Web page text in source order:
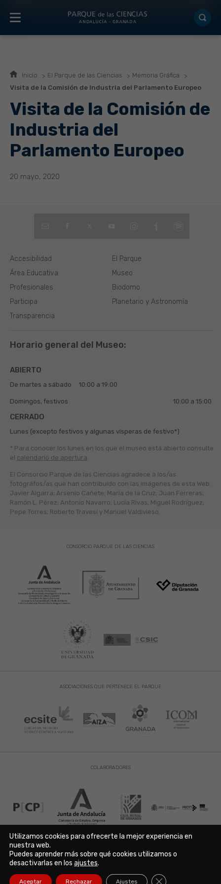
Inicio El Parque de las Ciencias
Memoria Gráfica
Visita de la Comisión de Industria del Parlamento Europeo
Visita de la Comisión de
Industria del
Parlamento Europeo
20 mayo, 2020
El Parque
Museo
Biodomo
Planetario y Astronomía
Área Educativa
Profesionales
Participa
Transparencia
Accesibilidad
Horario general del Museo:
ABIERTO
De martes a sábado 10:00 a 19:00
Domingos, festivos 10:00 a 15:00
CERRADO
Lunes (excepto festivos y algunas vísperas de festivo*)
* Para conocer los lunes en los que el museo está abierto consulte
el calendario de apertura
El Consorcio Parque de las Ciencias agradece a los/as
fotógráfos/as que han contribuido con las imágenes de esta Web:
Javier Algarra; Arsenio Cañete; María de la Cruz; Juan Ferreras;
Ramón L. Pérez; Antonio Navarro; Lucía Rivas; Miguel Rodríguez;
Pepe Torres; Roberto Travesí y Manuel Valdivieso.
ASOCIACIONES QUE PERTENECE EL PARQUE
CONSORCIO PARQUE DE LAS CIENCIAS
COLABORADORES
Aviso Legal | Política de Privacidad | Política de Cookies
Copyright © 2021. Parque de las Ciencias. Avda. de la Ciencia s/n
18006 Granada. España. Telf.: 958 131 900. Todos los derechos
Utilizamos cookies para ofrecerte la mejor experiencia en
nuestra web.
Puedes aprender más sobre qué cookies utilizamos o
desactivarlas en los ajustes.
Aceptar Rechazar Ajustes Cerrar el banner de